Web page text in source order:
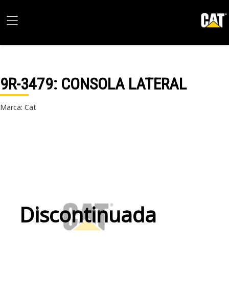
9R-3479: CONSOLA LATERAL
Marca: Cat
Discontinuada